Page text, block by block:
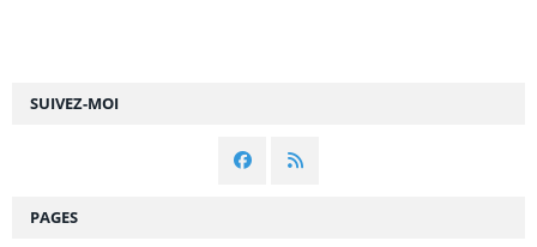
SUIVEZ-MOI
PAGES